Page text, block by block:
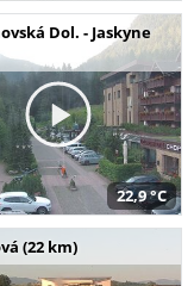
Dol. - Jaskyne
22,9 °C
(22 km)